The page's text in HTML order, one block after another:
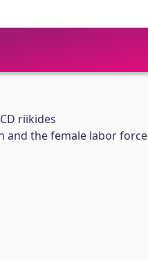
riikides
and the female labor force